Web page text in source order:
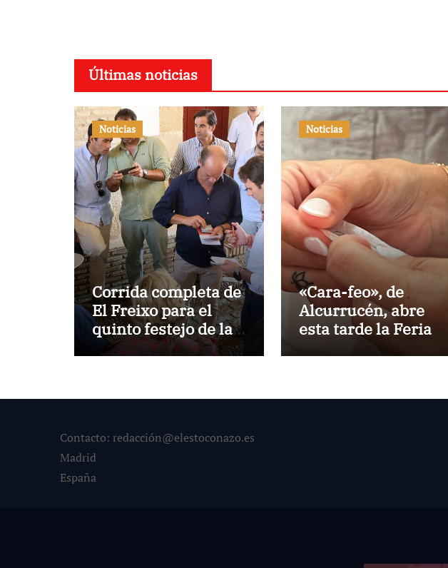
Últimas noticias
Noticias
Corrida completa de
El Freixo para el
quinto festejo de la
Temporada de
Noticias
«Cara-feo», de
Alcurrucén, abre
esta tarde la Feria de
Contacto: redacción@elestoconazo.es
Madrid
España